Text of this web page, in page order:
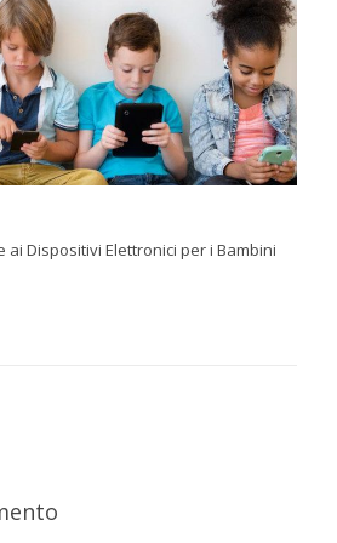
ai Dispositivi Elettronici per i Bambini